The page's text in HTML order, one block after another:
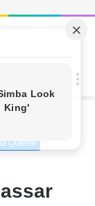
da Globo
Quente